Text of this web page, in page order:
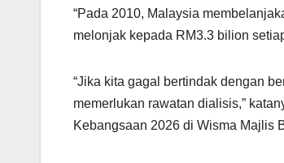
“Pada 2010, Malaysia
melonjak kepada RM3.3 bilion
“Jika kita gagal bertindak dengan
memerlukan rawatan dialisis,”
Kebangsaan 2026 di Wisma Majlis